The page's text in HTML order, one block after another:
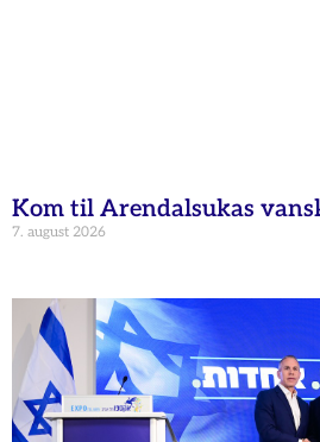
Kom til Arendalsukas
7. august 2026